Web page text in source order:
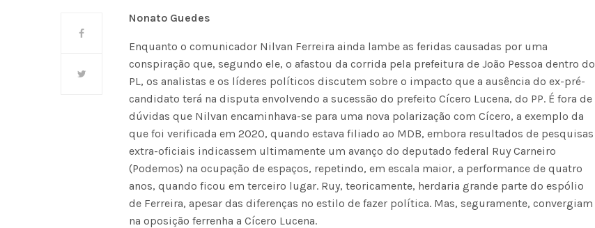
Nonato Guedes
Enquanto o comunicador Nilvan Ferreira ainda lambe as feridas causadas por uma
conspiração que, segundo ele, o afastou da corrida pela prefeitura de João Pessoa dentro do
PL, os analistas e os líderes políticos discutem sobre o impacto que a ausência do ex-pré-
candidato terá na disputa envolvendo a sucessão do prefeito Cícero Lucena, do PP. É fora de
dúvidas que Nilvan encaminhava-se para uma nova polarização com Cícero, a exemplo da
que foi verificada em 2020, quando estava filiado ao MDB, embora resultados de pesquisas
extra-oficiais indicassem ultimamente um avanço do deputado federal Ruy Carneiro
(Podemos) na ocupação de espaços, repetindo, em escala maior, a performance de quatro
anos, quando ficou em terceiro lugar. Ruy, teoricamente, herdaria grande parte do espólio
de Ferreira, apesar das diferenças no estilo de fazer política. Mas, seguramente, convergiam
na oposição ferrenha a Cícero Lucena.